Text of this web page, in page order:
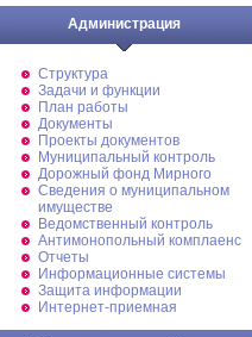
Администрация
Структура
Задачи и функции
План работы
Документы
Проекты документов
Муниципальный контроль
Дорожный фонд Мирного
Cведения о муниципальном
имуществе
Ведомственный контроль
Антимонопольный комплаенс
Отчеты
Информационные системы
Защита информации
Интернет-приемная